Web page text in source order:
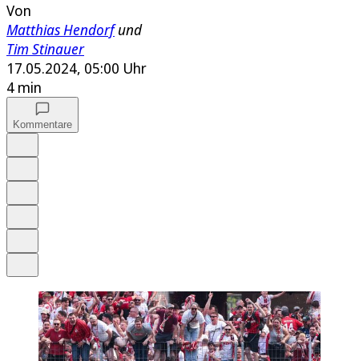
Von
Matthias Hendorfund
Tim Stinauer
17.05.2024, 05:00 Uhr
4 min
Kommentare